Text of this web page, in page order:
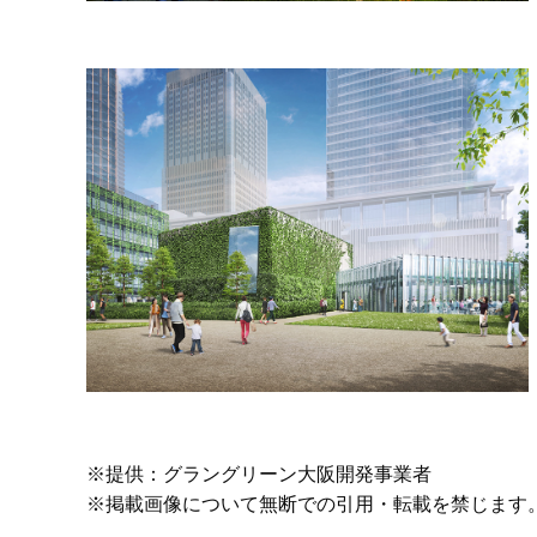
※提供：グラングリーン大阪開発事業者
※掲載画像について無断での引用・転載を禁じます